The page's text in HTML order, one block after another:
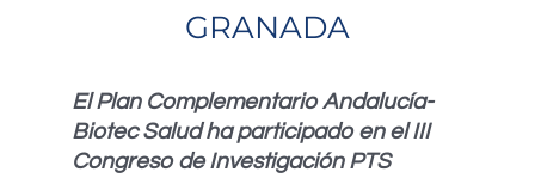
GRANADA
El Plan Complementario Andalucía-
Biotec Salud ha participado en el III
Congreso de Investigación PTS